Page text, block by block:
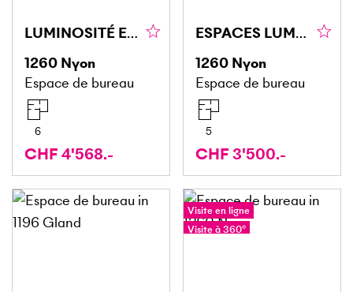
LUMINOSITÉ ET ENVIRONNEMENT CALME
1260 Nyon
Espace de bureau
6
CHF 4'568.-
ESPACES LUMINEUX ET MODULABLES
1260 Nyon
Espace de bureau
5
CHF 3'500.-
Visite en ligne
Visite à 360°